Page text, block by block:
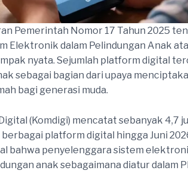
Pemerintah Nomor 17 Tahun 2025
Elektronik dalam Pelindungan Anak
nyata. Sejumlah platform digital
sebagai bagian dari upaya
bagi generasi muda.
(Komdigi) mencatat sebanyak 4,7
platform digital hingga Juni
bahwa penyelenggara sistem
anak sebagaimana diatur dalam